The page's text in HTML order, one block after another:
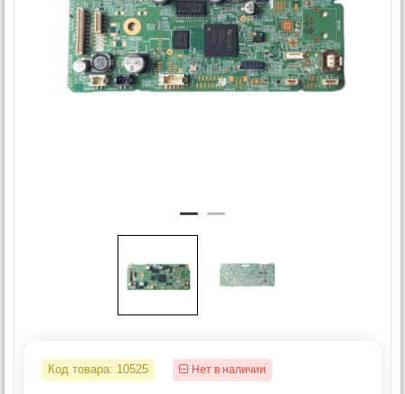
Код товара: 10525 Нет в наличии